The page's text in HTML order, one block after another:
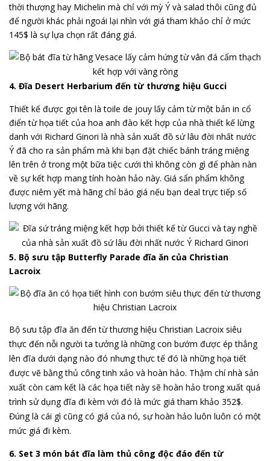
thời thượng hay Michelin mà chỉ với mỳ Ý và salad thôi cũng đủ
để người khác phải ngoái lại nhìn với giá tham khảo chỉ ở mức
145$ là sự lựa chọn rất đáng giá.
4. Đĩa Desert Herbarium đến từ thương hiệu Gucci
Thiết kế được gọi tên là toile de jouy lấy cảm từ một bản in cổ
điển từ họa tiết của hoa anh đào kết hợp của nhà thiết kế lừng
danh với Richard Ginori là nhà sản xuất đồ sứ lâu đời nhất nước
Ý đã cho ra sản phẩm mà khi bạn đặt chiếc bánh tráng miệng
lên trên ở trong một bữa tiệc cưới thì không còn gì để phàn nàn
về sự kết hợp mang tính hoàn hảo này. Giá sẩn phẩm không
được niêm yết mà hãng chỉ báo giá nếu bạn deal trực tiếp số
lượng với hãng.
5. Bộ sưu tập Butterfly Parade đĩa ăn của Christian
Lacroix
Bộ sưu tập đĩa ăn đến từ thương hiệu Christian Lacroix siêu
thực đến nỗi người ta tưởng là những con bướm được ép thẳng
lên đĩa dưới dạng nào đó nhưng thực tế đó là những họa tiết
được vẽ bằng thủ công tinh xảo và hoàn hảo. Thậm chí nhà sản
xuất còn cam kết là các họa tiết này sẽ hoàn hảo trong xuất quá
trình sử dụng đĩa đi kèm với đó là mức giá tham khảo 352$.
Đúng là cái gì cũng có giá của nó, sự hoàn hảo luôn luôn có một
mức giá đi kèm.
6. Set 3 món bát đĩa làm thủ công độc đáo đến từ